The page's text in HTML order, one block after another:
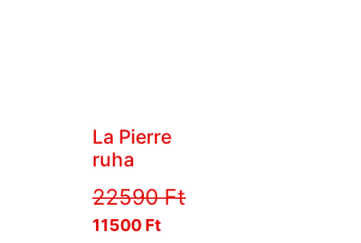
La Pierre
ruha
22590Ft
11500Ft